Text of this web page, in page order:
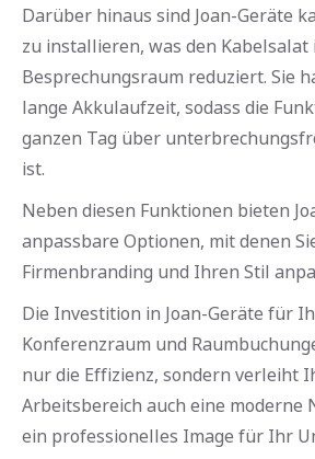
Darüber hinaus sind Joan-Geräte
zu installieren, was den Kabelsalat
Besprechungsraum reduziert. Sie
lange Akkulaufzeit, sodass die
ganzen Tag über
ist.
Neben diesen Funktionen bieten
anpassbare Optionen, mit denen
Firmenbranding und Ihren Stil
Die Investition in Joan-Geräte für
Konferenzraum und
nur die Effizienz, sondern verleiht
Arbeitsbereich auch eine moderne
ein professionelles Image für Ihr